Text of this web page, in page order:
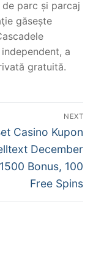
parc și parcaj
găsește
a
gratuită.
NEXT
Casino Kupon
December
Bonus, 100
Free Spins